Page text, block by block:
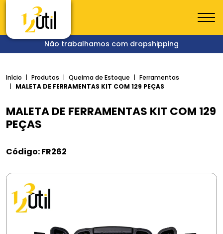
Não trabalhamos com dropshipping
Início Produtos Queima de Estoque
Ferramentas
MALETA DE FERRAMENTAS KIT COM 129 PEÇAS
MALETA DE FERRAMENTAS KIT COM 129
PEÇAS
Código: FR262